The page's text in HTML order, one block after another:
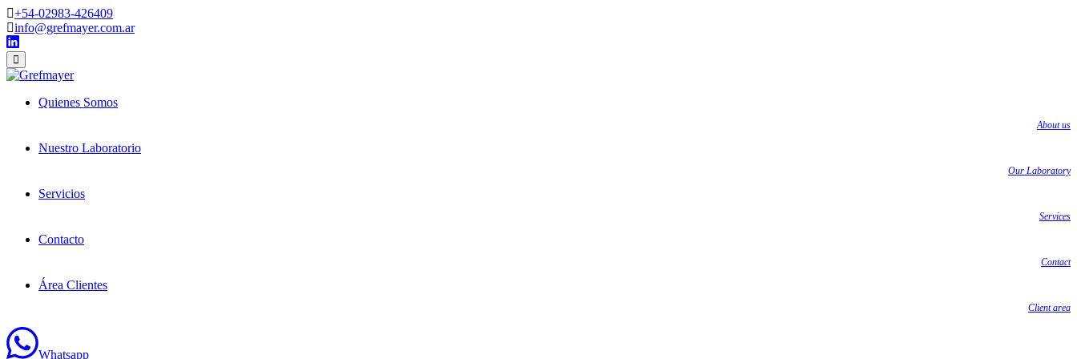
+54-02983-426409
info@grefmayer.com.ar
Quienes Somos
About us
Nuestro Laboratorio
Our Laboratory
Servicios
Services
Contacto
Contact
Área Clientes
Client area
Whatsapp